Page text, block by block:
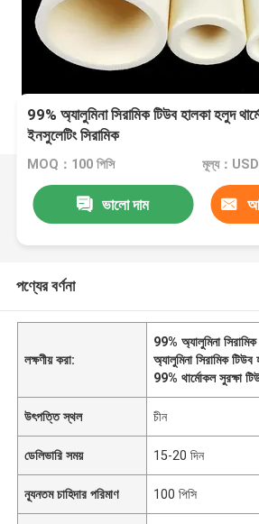
99% অ্যালুমিনা সিরামিক টিউব হালকা হলুদ
ইনসুলেটিং সিরামিক
MOQ：100 পিসি মূল্য：
ভালো দাম
পণ্যের বর্ণনা
লক্ষণীয় করা:
99% অ্যালুমিনা
অ্যালুমিনা সিরামিক টিউব
99% থার্মোকল সুরক্ষা
উৎপত্তি স্থল চীন
ডেলিভারি সময় 15-20 দিন
ন্যূনতম চাহিদার পরিমাণ 100 পিসি